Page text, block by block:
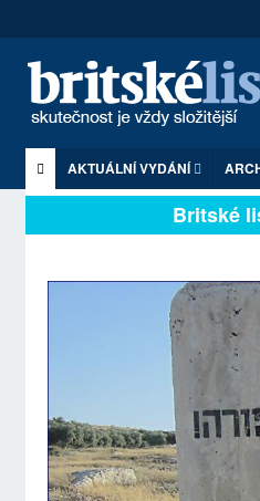
AKTUÁLNÍ VYDÁNÍ
Britské